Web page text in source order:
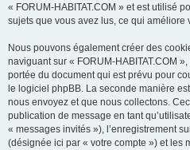
« FORUM-HABITAT.COM » et est utilisé
sujets que vous avez lus, ce qui améliore
Nous pouvons également créer des
naviguant sur « FORUM-HABITAT.COM
portée du document qui est prévu pour
le logiciel phpBB. La seconde manière
nous envoyez et que nous collectons.
publication de message en tant
« messages invités »), l’enregistrement
(désignée ici par « votre compte ») et les